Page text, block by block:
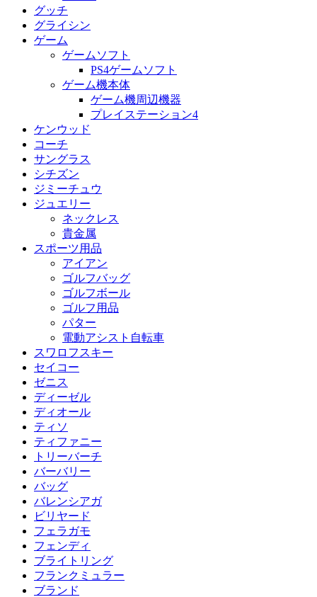
グッチ
グライシン
ゲーム
ゲームソフト
PS4ゲームソフト
ゲーム機本体
ゲーム機周辺機器
プレイステーション4
ケンウッド
コーチ
サングラス
シチズン
ジミーチュウ
ジュエリー
ネックレス
貴金属
スポーツ用品
アイアン
ゴルフバッグ
ゴルフボール
ゴルフ用品
パター
電動アシスト自転車
スワロフスキー
セイコー
ゼニス
ディーゼル
ディオール
ティソ
ティファニー
トリーバーチ
バーバリー
バッグ
バレンシアガ
ビリヤード
フェラガモ
フェンディ
ブライトリング
フランクミュラー
ブランド